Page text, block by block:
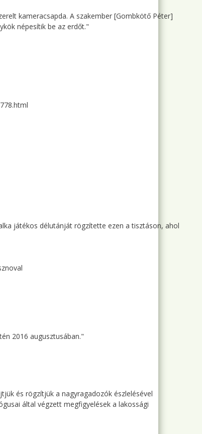
kameracsapda. A szakember [Gombkötő Péter]
népesítik be az erdőt."
játékos délutánját rögzítette ezen a tisztáson, ahol
2016 augusztusában."
és rögzítjük a nagyragadozók észlelésével
által végzett megfigyelések a lakossági